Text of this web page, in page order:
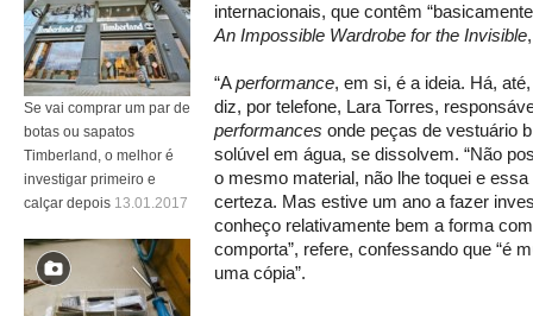
internacionais, que contêm
An Impossible Wardrobe for the Invisible
“Aperformance, em si, é a ideia. Há,
diz, por telefone, Lara Torres,
performances onde peças de vestuário
solúvel em água, se dissolvem. “Não
o mesmo material, não lhe toquei e
certeza. Mas estive um ano a fazer
conheço relativamente bem a forma
comporta”, refere, confessando que “é
uma cópia”.
Se vai comprar um par de
botas ou sapatos
Timberland, o melhor é
investigar primeiro e
calçar depois 13.01.2017